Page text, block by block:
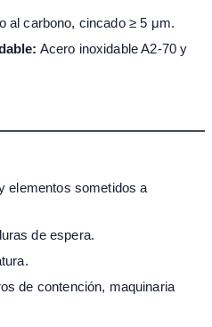
al carbono, cincado ≥ 5 μm.
Acero inoxidable A2-70 y
elementos sometidos a
de espera.
de contención, maquinaria